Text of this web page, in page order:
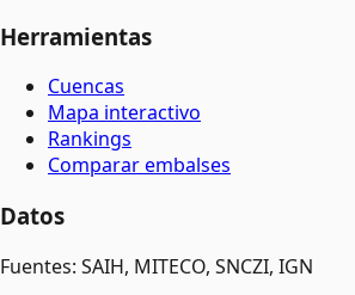
Herramientas
Cuencas
Mapa interactivo
Rankings
Comparar embalses
Datos
Fuentes: SAIH, MITECO, SNCZI, IGN